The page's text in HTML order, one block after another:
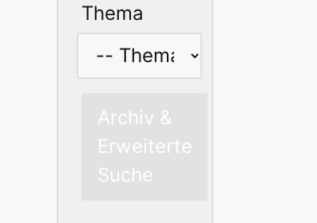
Thema
Archiv &
Erweiterte
Suche